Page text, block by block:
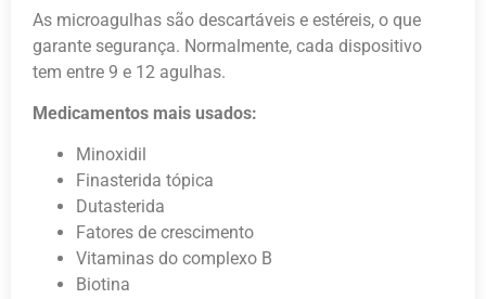
As microagulhas são descartáveis e estéreis, o que
garante segurança. Normalmente, cada dispositivo
tem entre 9 e 12 agulhas.
Medicamentos mais usados:
Minoxidil
Finasterida tópica
Dutasterida
Fatores de crescimento
Vitaminas do complexo B
Biotina